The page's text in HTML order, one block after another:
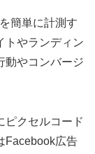
簡単に計測す
トやランディン
動やコンバージ
ピクセルコード
Facebook広告